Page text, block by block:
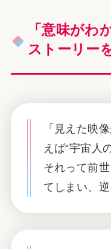
「意味がわ
ストーリー
「見えた映
えば“宇宙人
それって前
てしまい、